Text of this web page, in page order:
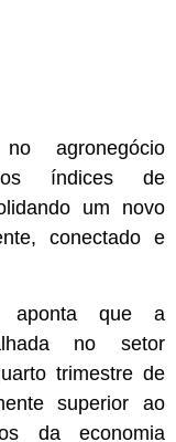
agronegócio
os índices de
um novo
conectado e
aponta que a
no setor
trimestre de
superior ao
da economia